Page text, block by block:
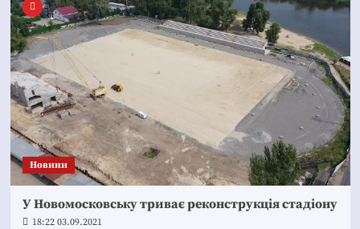
Новини
У Новомосковську триває реконструкція стадіону
18:22 03.09.2021